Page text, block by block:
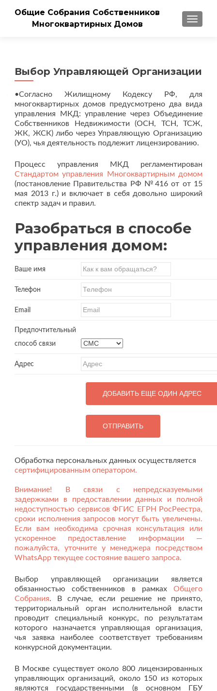
Общие Собрания Собственников
Многоквартирных Домов
Выбор Управляющей Организации
•Согласно Жилищному Кодексу РФ, для
многоквартирных домов предусмотрено два вида
управления МКД: управление через Объединение
Собственников Недвижимости (ОСН, ТСН, ТСЖ,
ЖК, ЖСК) либо через Управляющую Организацию
(УО), чья деятельность подлежит лицензированию.
Процесс управления МКД регламентирован
Стандартом управления Многоквартирным домом
(постановление Правительства РФ №416 от от 15
мая 2013 г.) и включает в себя довольно широкий
спектр задач и правил.
Разобраться в способе
управления домом:
Ваше имя
Телефон
Email
Предпочтительный
способ связи
Адрес
Обработка персональных данных осуществляется
сертифицированным оператором.
Внимание! В связи с непредсказуемыми
задержками в предоставлении данных и полной
недоступностью сервисов ФГИС ЕГРН РосРеестра,
сроки исполнения запросов могут быть увеличены.
Если вам необходима срочная консультация или
ускоренное предоставление информации —
пожалуйста, уточните у менеджера посредством
WhatsApp текущее состояние вашего запроса.
Выбор управляющей организации является
обязанностью собственников в рамках Общего
Собрания. В случае, если решение не принято,
территориальный орган исполнительной власти
проводит специальный конкурс, по результатам
которого назначается управляющая организация,
чья заявка наиболее соответствует требованиям
конкурсной документации.
В Москве существует около 800 лицензированных
управляющих организаций, около 150 из которых
являются государственными (в основном ГБУ